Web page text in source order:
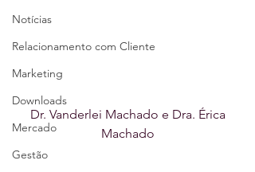
Notícias
Relacionamento com Cliente
Marketing
Downloads
Mercado
Gestão
Machado